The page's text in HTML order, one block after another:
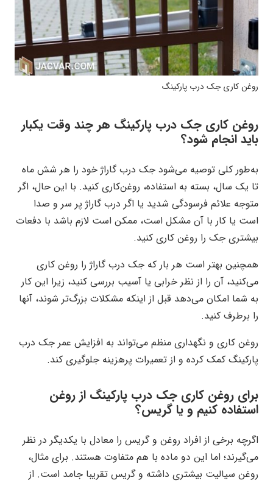
روغن کاری جک درب پارکینگ
روغن کاری جک درب پارکینگ هر چند وقت یکبار
باید انجام شود؟
به‌طور کلی توصیه می‌شود جک درب گاراژ خود را هر شش ماه
تا یک سال، بسته به استفاده، روغن‌کاری کنید. با این حال، اگر
متوجه علائم فرسودگی شدید یا اگر درب گاراژ پر سر و صدا
است یا کار با آن مشکل است، ممکن است لازم باشد با دفعات
بیشتری جک را روغن کاری کنید.
همچنین بهتر است هر بار که جک درب گاراژ را روغن کاری
می‌کنید، آن را از نظر خرابی یا آسیب بررسی کنید، زیرا این کار
به شما امکان می‌دهد قبل از اینکه مشکلات بزرگ‌تر شوند، آنها
را برطرف کنید.
روغن کاری و نگهداری منظم می‌تواند به افزایش عمر جک درب
پارکینگ کمک کرده و از تعمیرات پرهزینه جلوگیری کند.
برای روغن کاری جک درب پارکینگ از روغن
استفاده کنیم و یا گریس؟
اگرچه برخی از افراد روغن و گریس را معادل با یکدیگر در نظر
می‌گیرند؛ اما این دو ماده با هم متفاوت هستند. برای مثال،
روغن سیالیت بیشتری داشته و گریس تقریبا جامد است. از